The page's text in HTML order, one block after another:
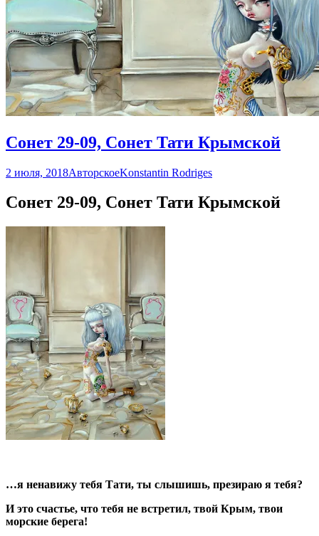
Сонет 29-09, Сонет Тати Крымской
2 июля, 2018АвторскоеKonstantin Rodriges
Сонет 29-09, Сонет Тати Крымской
…я ненавижу тебя Тати, ты слышишь, презираю я тебя?
И это счастье, что тебя не встретил, твой Крым, твои
морские берега!